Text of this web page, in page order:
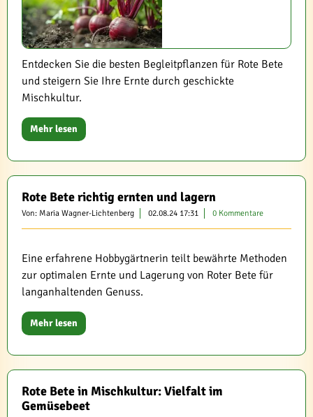
Entdecken Sie die besten Begleitpflanzen für Rote Bete
und steigern Sie Ihre Ernte durch geschickte
Mischkultur.
Mehr lesen
Rote Bete richtig ernten und lagern
Von: Maria Wagner-Lichtenberg 02.08.24 17:31 0 Kommentare
Eine erfahrene Hobbygärtnerin teilt bewährte Methoden
zur optimalen Ernte und Lagerung von Roter Bete für
langanhaltenden Genuss.
Mehr lesen
Rote Bete in Mischkultur: Vielfalt im
Gemüsebeet